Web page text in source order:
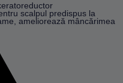
scalpul predispus la
ameliorează mâncărimea